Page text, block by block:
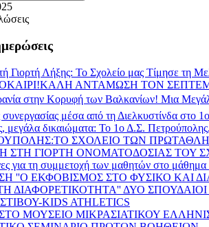
Γιορτή Λήξης: Το Σχολείο μας Τίμησε τη
ΑΝΤΑΜΩΣΗ ΤΟΝ
στην Κορυφή των Βαλκανίων! Μια
μέσα από τη Διελκυστίνδα στο
μεγάλα δικαιώματα: Το 1ο Δ.Σ.
ΣΧΟΛΕΙΟ ΤΩΝ
ΣΤΗ ΓΙΟΡΤΗ ΟΝΟΜΑΤΟΔΟΣΙΑΣ ΤΟΥ
για τη συμμετοχή των μαθητών στο
''Ο ΕΚΦΟΒΙΣΜΟΣ ΣΤΟ ΦΥΣΙΚΟ ΚΑΙ
ΔΙΑΦΟΡΕΤΙΚΟΤΗΤΑ'' ΔΥΟ
KIDS ATHLETICS
ΜΟΥΣΕΙΟ ΜΙΚΡΑΣΙΑΤΙΚΟΥ